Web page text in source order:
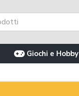
Giochi e Hobby